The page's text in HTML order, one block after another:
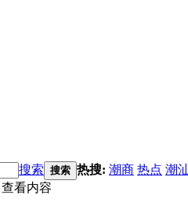
搜索 搜索 热搜: 潮商 热点 潮
查看内容